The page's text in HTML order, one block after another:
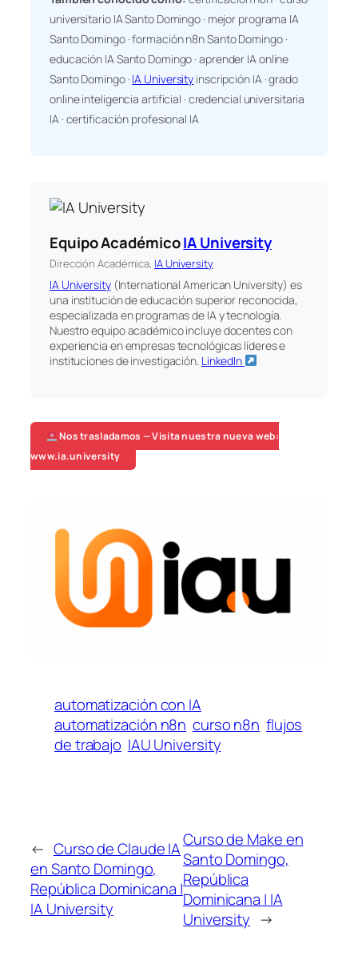
universitario IA Santo Domingo · mejor programa IA
Santo Domingo · formación n8n Santo Domingo ·
educación IA Santo Domingo · aprender IA online
Santo Domingo · IA University inscripción IA · grado
online inteligencia artificial · credencial universitaria
IA · certificación profesional IA
Equipo AcadémicoIA University
Dirección Académica, IA University
IA University(International American University) es
una institución de educación superior reconocida,
especializada en programas de IA y tecnología.
Nuestro equipo académico incluye docentes con
experiencia en empresas tecnológicas líderes e
instituciones de investigación. LinkedIn
Nos trasladamos — Visita nuestra nueva web:
www.ia.university
automatización con IA
automatización n8n curso n8n flujos
de trabajo IAU University
← Curso de Claude IA
en Santo Domingo,
República Dominicana |
IA University
Curso de Make en
Santo Domingo,
República
Dominicana | IA
University →